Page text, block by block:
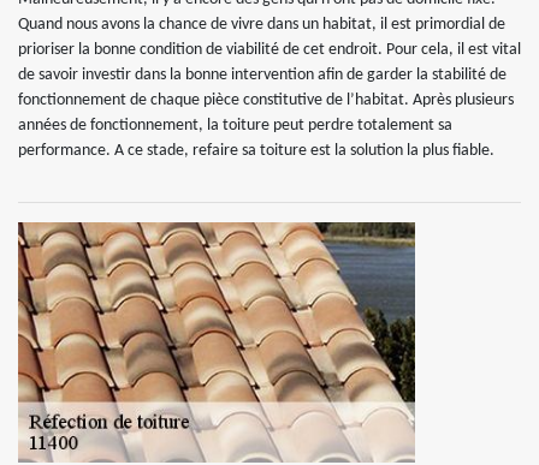
Quand nous avons la chance de vivre dans un habitat, il est primordial de
prioriser la bonne condition de viabilité de cet endroit. Pour cela, il est vital
de savoir investir dans la bonne intervention afin de garder la stabilité de
fonctionnement de chaque pièce constitutive de l’habitat. Après plusieurs
années de fonctionnement, la toiture peut perdre totalement sa
performance. A ce stade, refaire sa toiture est la solution la plus fiable.